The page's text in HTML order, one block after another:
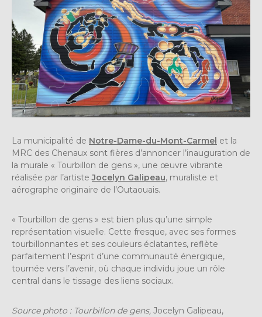
La municipalité de Notre-Dame-du-Mont-Carmel et la
MRC des Chenaux sont fières d’annoncer l’inauguration de
la murale « Tourbillon de gens », une œuvre vibrante
réalisée par l’artisteJocelyn Galipeau, muraliste et
aérographe originaire de l’Outaouais.
« Tourbillon de gens » est bien plus qu’une simple
représentation visuelle. Cette fresque, avec ses formes
tourbillonnantes et ses couleurs éclatantes, reflète
parfaitement l’esprit d’une communauté énergique,
tournée vers l’avenir, où chaque individu joue un rôle
central dans le tissage des liens sociaux.
Source photo : Tourbillon de gens, Jocelyn Galipeau,